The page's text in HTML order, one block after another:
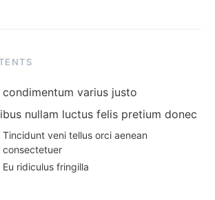
condimentum varius justo
nullam luctus felis pretium donec
Tincidunt veni tellus orci aenean
consectetuer
Eu ridiculus fringilla